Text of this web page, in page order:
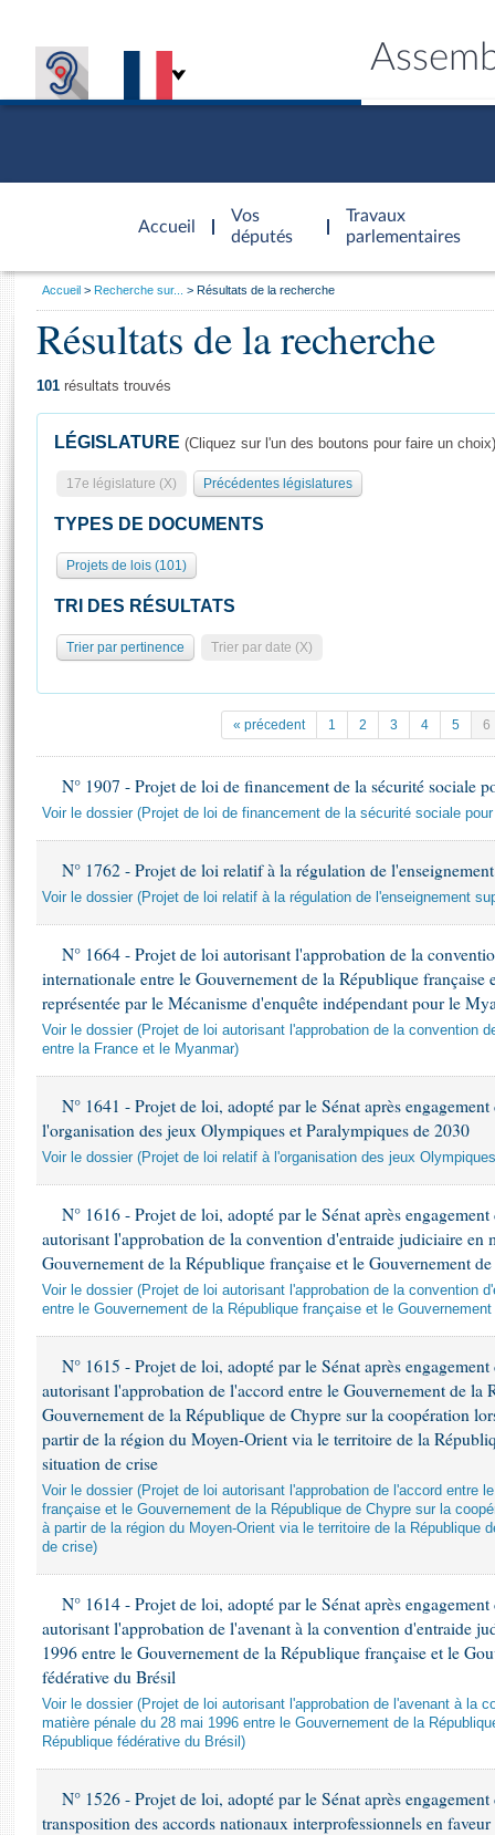
Accueil
d'accueil
Vos
députés
Travaux
parlementaires
Présidence
577 députés
Séance publique
Commissions et autres organes
Congrès
Documents parlementaires
Projets de loi
Amendements
Textes adoptés
Rapports d'information
Rapports d'enquête
Rapports législatifs
Rapports sur l'application des lois
Baromètre de l’application des lois
Dossiers législatifs
Budget et sécurité sociale
Comptes rendus des débats
Général
Rôle et pouvoirs de l'Assemblée
Organisation de l'Assemblée
Présidence Conférence des Présidents
Transparence et déontologie
Documents de référence
Juniors
Anciennes législatures
Liens vers les sites publics
Visiter l'Assemblée
Visite virtuelle du palais Bourbon
Les évènements
Les archives
Contacts et plan d'accès
Photos libres de droit
Vous
Vous
Accueil Recherche sur... Résultats de la recherche
Résultats de la recherche
101 résultats trouvés
LÉGISLATURE (Cliquez sur l'un des boutons pour faire un choix)
17e législature (X) Précédentes législatures
TYPES DE DOCUMENTS
Projets de lois (101)
TRI DES RÉSULTATS
Trier par pertinence Trier par date (X)
« précedent 1 2 3 4 5 6
N° 1907 - Projet de loi de financement de la sécurité sociale
Voir le dossier (Projet de loi de financement de la sécurité sociale pour
N° 1762 - Projet de loi relatif à la régulation de
Voir le dossier (Projet de loi relatif à la régulation de l'enseignement
N° 1664 - Projet de loi autorisant l'approbation de la
internationale entre le Gouvernement de la République française
représentée par le Mécanisme d'enquête indépendant pour le
Voir le dossier (Projet de loi autorisant l'approbation de la convention
entre la France et le Myanmar)
N° 1641 - Projet de loi, adopté par le Sénat après
l'organisation des jeux Olympiques et Paralympiques de 2030
Voir le dossier (Projet de loi relatif à l'organisation des jeux
N° 1616 - Projet de loi, adopté par le Sénat après
autorisant l'approbation de la convention d'entraide judiciaire en
Gouvernement de la République française et le Gouvernement
Voir le dossier (Projet de loi autorisant l'approbation de la convention
entre le Gouvernement de la République française et le
N° 1615 - Projet de loi, adopté par le Sénat après
autorisant l'approbation de l'accord entre le Gouvernement de la
Gouvernement de la République de Chypre sur la coopération
partir de la région du Moyen-Orient via le territoire de la
situation de crise
Voir le dossier (Projet de loi autorisant l'approbation de l'accord entre
française et le Gouvernement de la République de Chypre sur la
à partir de la région du Moyen-Orient via le territoire de la République
de crise)
N° 1614 - Projet de loi, adopté par le Sénat après
autorisant l'approbation de l'avenant à la convention d'entraide
1996 entre le Gouvernement de la République française et le
fédérative du Brésil
Voir le dossier (Projet de loi autorisant l'approbation de l'avenant à la
matière pénale du 28 mai 1996 entre le Gouvernement de la
République fédérative du Brésil)
N° 1526 - Projet de loi, adopté par le Sénat après
transposition des accords nationaux interprofessionnels en